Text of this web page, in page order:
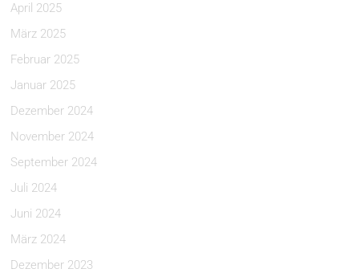
April 2025
März 2025
Februar 2025
Januar 2025
Dezember 2024
November 2024
September 2024
Juli 2024
Juni 2024
März 2024
Dezember 2023